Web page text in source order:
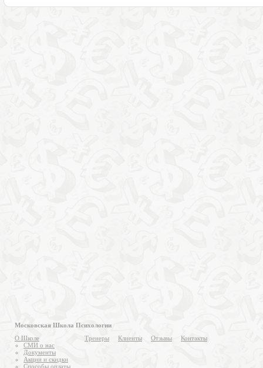
Московская Школа Психологии
О Школе
СМИ о нас
Документы
Акции и скидки
Способы оплаты
Тренеры Клиенты Отзывы Контакты